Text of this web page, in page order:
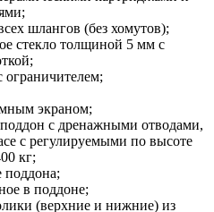
шлангов (без хомутов);
стекло толщиной 5 мм с
ограничителем;
экраном;
с дренажными отводами,
с регулируемыми по высоте
кг;
поддона;
в поддоне;
(верхние и нижние) из